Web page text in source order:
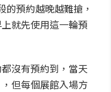
預約越晚越難搶，
就先使用這一輪預
沒有預約到，當天
但每個展館入場方